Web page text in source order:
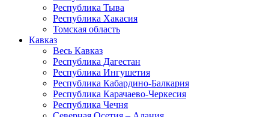
Республика Тыва
Республика Хакасия
Томская область
Кавказ
Весь Кавказ
Республика Дагестан
Республика Ингушетия
Республика Кабардино-Балкария
Республика Карачаево-Черкесия
Республика Чечня